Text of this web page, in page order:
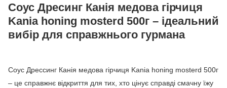
Соус Дресинг Канія медова гірчиця
Kania honing mosterd 500г – ідеальний
вибір для справжнього гурмана
Соус Дрессинг Канія медова гірчиця Kania honing mosterd 500г
– це справжнє відкриття для тих, хто цінує справді смачну їжу